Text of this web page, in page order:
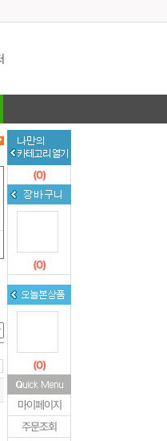
(0)
(0)
(0)
마이페이지
주문조회